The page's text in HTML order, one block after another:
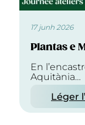
17 junh 2026
Plantas e
En
Aquitània…
Léger